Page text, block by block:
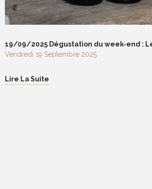
19/09/2025 Dégustation du week-end :
Vendredi 19 Septembre 2025
Lire La Suite